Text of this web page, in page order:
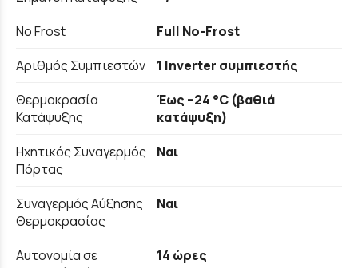
No Frost
Full No-Frost
Αριθμός Συμπιεστών
1 Inverter συμπιεστής
Θερμοκρασία
Κατάψυξης
Έως −24 °C (βαθιά
κατάψυξη)
Ηχητικός Συναγερμός
Πόρτας
Ναι
Συναγερμός Αύξησης
Θερμοκρασίας
Ναι
Αυτονομία σε
14 ώρες